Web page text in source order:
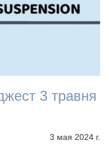
3 травня
3 мая 2024 г.